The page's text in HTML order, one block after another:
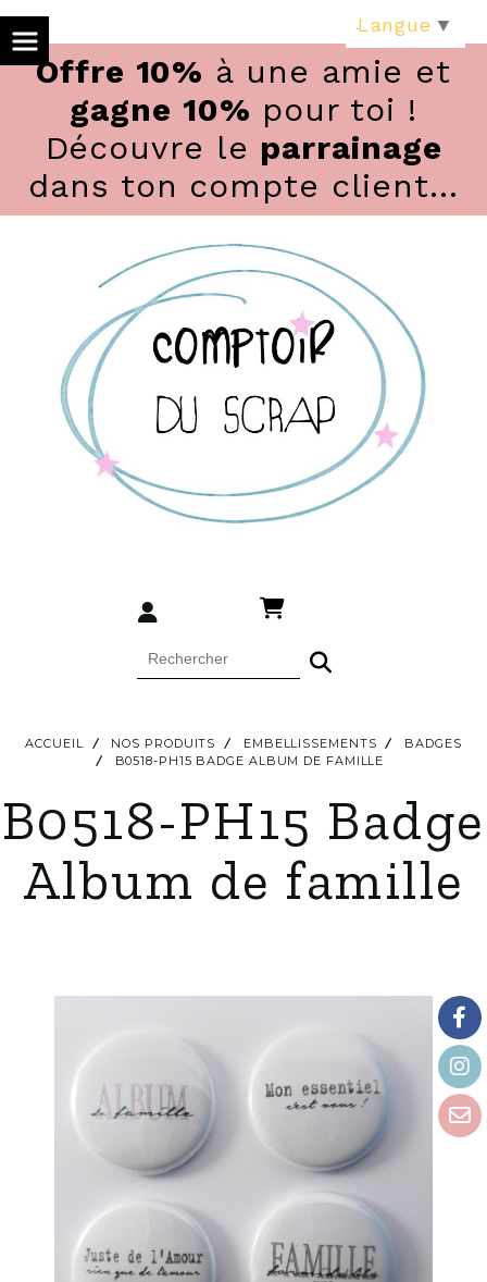
Offre 10% à une amie et
gagne 10% pour toi !
Découvre le parrainage
dans ton compte client...
ACCUEIL NOS PRODUITS EMBELLISSEMENTS
BADGES
B0518-PH15 BADGE ALBUM DE FAMILLE
B0518-PH15 Badge
Album de famille
Langue ▼